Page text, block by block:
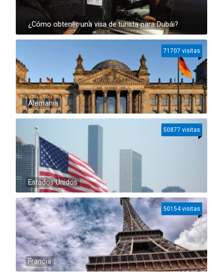
¿Cómo obtener una visa de turista para Dubái?
Alemania
71707 visitas
Estados Unidos
50877 visitas
Francia
50154 visitas